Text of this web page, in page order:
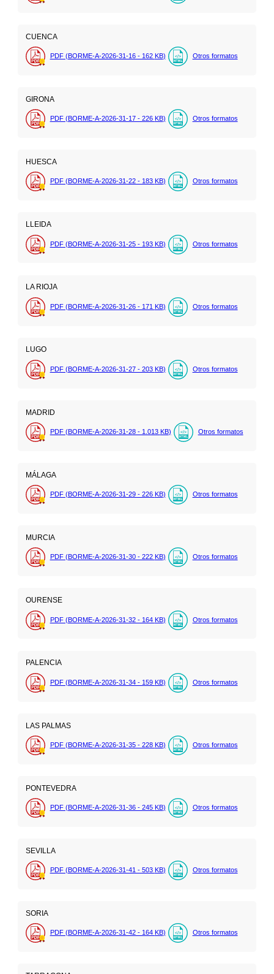
CUENCA
PDF (BORME-A-2026-31-16 - 162 KB) Otros formatos
GIRONA
PDF (BORME-A-2026-31-17 - 226 KB) Otros formatos
HUESCA
PDF (BORME-A-2026-31-22 - 183 KB) Otros formatos
LLEIDA
PDF (BORME-A-2026-31-25 - 193 KB) Otros formatos
LA RIOJA
PDF (BORME-A-2026-31-26 - 171 KB) Otros formatos
LUGO
PDF (BORME-A-2026-31-27 - 203 KB) Otros formatos
MADRID
PDF (BORME-A-2026-31-28 - 1.013 KB) Otros formatos
MÁLAGA
PDF (BORME-A-2026-31-29 - 226 KB) Otros formatos
MURCIA
PDF (BORME-A-2026-31-30 - 222 KB) Otros formatos
OURENSE
PDF (BORME-A-2026-31-32 - 164 KB) Otros formatos
PALENCIA
PDF (BORME-A-2026-31-34 - 159 KB) Otros formatos
LAS PALMAS
PDF (BORME-A-2026-31-35 - 228 KB) Otros formatos
PONTEVEDRA
PDF (BORME-A-2026-31-36 - 245 KB) Otros formatos
SEVILLA
PDF (BORME-A-2026-31-41 - 503 KB) Otros formatos
SORIA
PDF (BORME-A-2026-31-42 - 164 KB) Otros formatos